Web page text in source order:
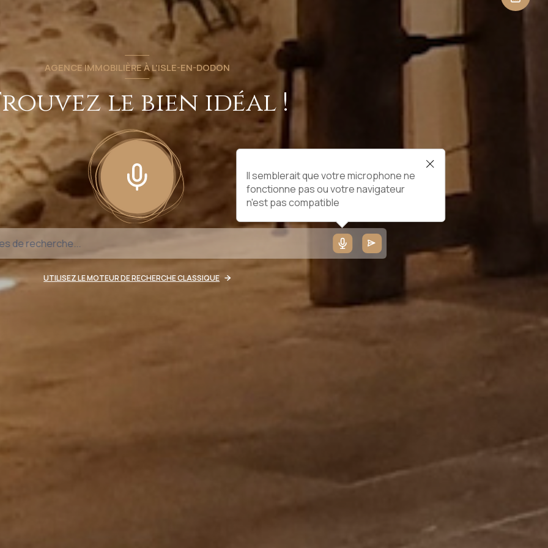
AGENCE IMMOBILIÈRE À L'ISLE-EN-DODON
le bien idéal !
Il semblerait que votre microphone ne
fonctionne pas ou votre navigateur
n'est pas compatible
UTILISEZ LE MOTEUR DE RECHERCHE CLASSIQUE